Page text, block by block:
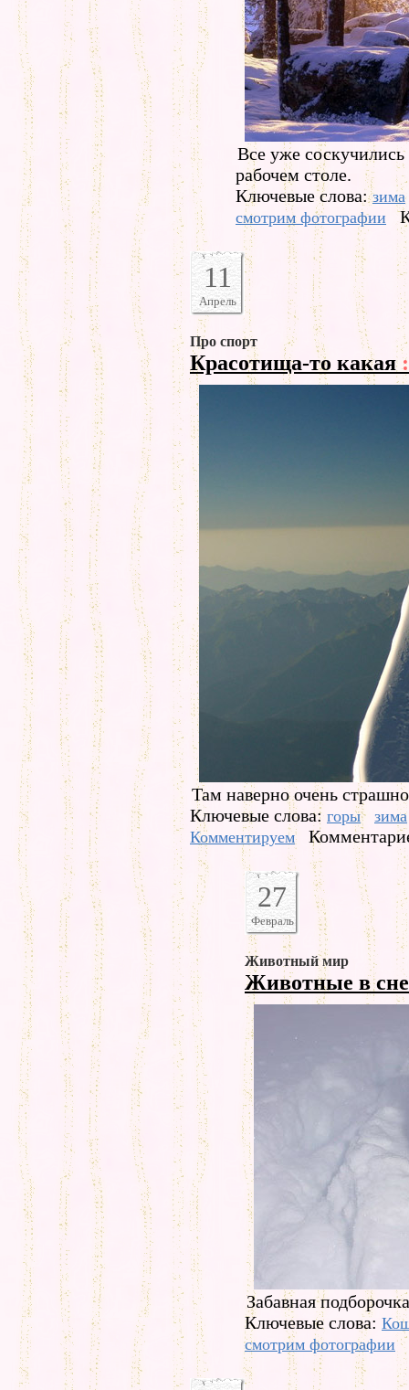
Все уже
рабочем столе.
Ключевые слова:зима
смотрим фотографии
11
Апрель
Про спорт
Красотища-то какая
Там наверно очень
Ключевые слова: горы
зима
Комментируем
27
Февраль
Животный мир
Животные в
Забавная
Ключевые слова:
смотрим фотографии